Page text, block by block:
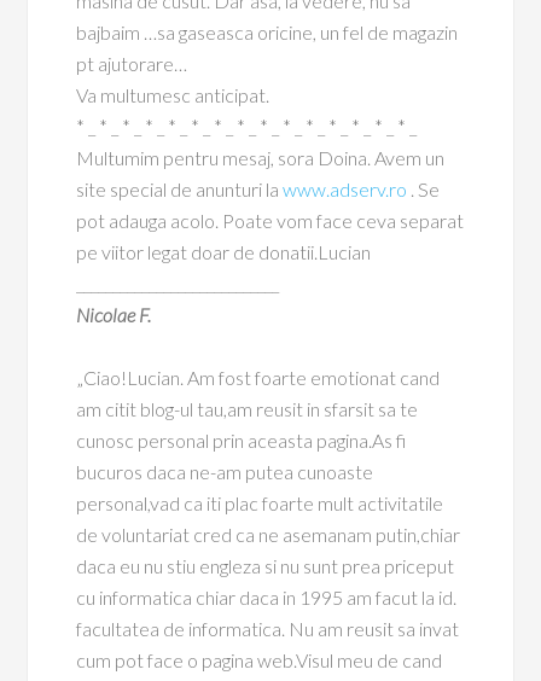
bajbaim …sa gaseasca oricine, un fel de magazin
pt ajutorare…
Va multumesc anticipat.
* _ * _ * _ * _ * _ * _ * _ * _ * _ * _ * _ * _ * _ * _ * _
Multumim pentru mesaj, sora Doina. Avem un
site special de anunturi lawww.adserv.ro . Se
pot adauga acolo. Poate vom face ceva separat
pe viitor legat doar de donatii.Lucian
Nicolae F.
„Ciao!Lucian. Am fost foarte emotionat cand
am citit blog-ul tau,am reusit in sfarsit sa te
cunosc personal prin aceasta pagina.As fi
bucuros daca ne-am putea cunoaste
personal,vad ca iti plac foarte mult activitatile
de voluntariat cred ca ne asemanam putin,chiar
daca eu nu stiu engleza si nu sunt prea priceput
cu informatica chiar daca in 1995 am facut la id.
facultatea de informatica. Nu am reusit sa invat
cum pot face o pagina web.Visul meu de cand